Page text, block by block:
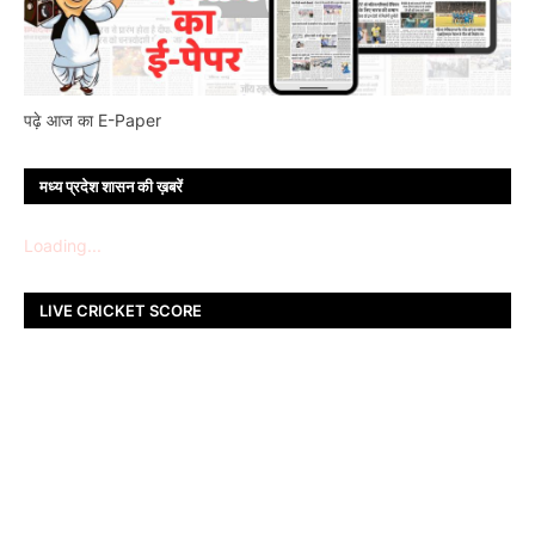
पढ़े आज का E-Paper
मध्य प्रदेश शासन की ख़बरें
Loading...
LIVE CRICKET SCORE